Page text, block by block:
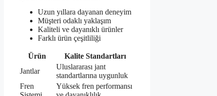
Uzun yıllara dayanan deneyim
Müşteri odaklı yaklaşım
Kaliteli ve dayanıklı ürünler
Farklı ürün çeşitliliği
Ürün
Kalite Standartları
Jantlar
Uluslararası jant
standartlarına uygunluk
Fren
Yüksek fren performansı